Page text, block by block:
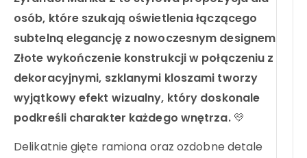
osób, które szukają oświetlenia łączącego
subtelną elegancję z nowoczesnym designem.
Złote wykończenie konstrukcji w połączeniu z
dekoracyjnymi, szklanymi kloszami tworzy
wyjątkowy efekt wizualny, który doskonale
podkreśli charakter każdego wnętrza. 💛
Delikatnie gięte ramiona oraz ozdobne detale